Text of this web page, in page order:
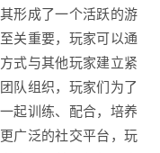
形成了一个活跃的游
关重要，玩家可以通
式与其他玩家建立紧
队组织，玩家们为了
起训练、配合，培养
广泛的社交平台，玩